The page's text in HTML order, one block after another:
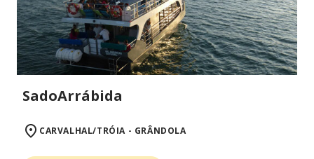
SadoArrábida
CARVALHAL/TRÓIA - GRÂNDOLA